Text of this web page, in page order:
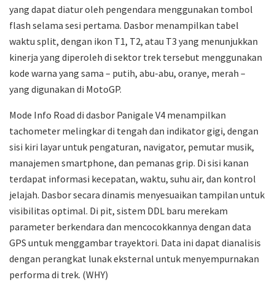
yang dapat diatur oleh pengendara menggunakan tombol
flash selama sesi pertama. Dasbor menampilkan tabel
waktu split, dengan ikon T1, T2, atau T3 yang menunjukkan
kinerja yang diperoleh di sektor trek tersebut menggunakan
kode warna yang sama – putih, abu-abu, oranye, merah –
yang digunakan di MotoGP.
Mode Info Road di dasbor Panigale V4 menampilkan
tachometer melingkar di tengah dan indikator gigi, dengan
sisi kiri layar untuk pengaturan, navigator, pemutar musik,
manajemen smartphone, dan pemanas grip. Di sisi kanan
terdapat informasi kecepatan, waktu, suhu air, dan kontrol
jelajah. Dasbor secara dinamis menyesuaikan tampilan untuk
visibilitas optimal. Di pit, sistem DDL baru merekam
parameter berkendara dan mencocokkannya dengan data
GPS untuk menggambar trayektori. Data ini dapat dianalisis
dengan perangkat lunak eksternal untuk menyempurnakan
performa di trek. (WHY)